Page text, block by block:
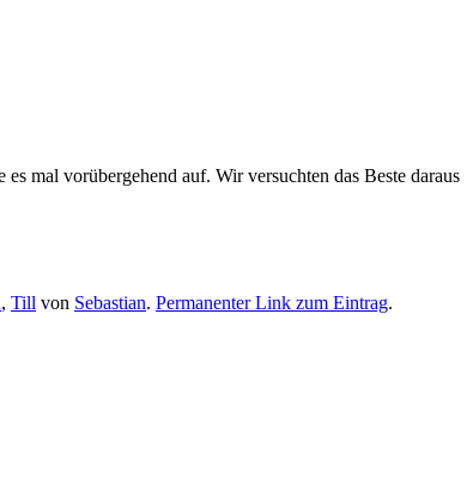
mal vorübergehend auf. Wir versuchten das Beste daraus
, Till von Sebastian. Permanenter Link zum Eintrag.